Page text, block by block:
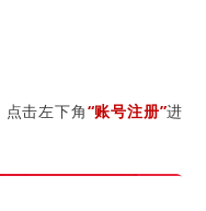
点击左下角“账号注册”进